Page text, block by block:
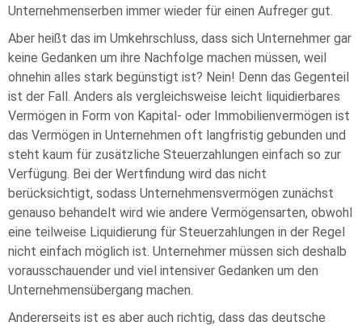
Unternehmenserben immer wieder für einen Aufreger gut.
Aber heißt das im Umkehrschluss, dass sich Unternehmer gar
keine Gedanken um ihre Nachfolge machen müssen, weil
ohnehin alles stark begünstigt ist? Nein! Denn das Gegenteil
ist der Fall. Anders als vergleichsweise leicht liquidierbares
Vermögen in Form von Kapital- oder Immobilienvermögen ist
das Vermögen in Unternehmen oft langfristig gebunden und
steht kaum für zusätzliche Steuerzahlungen einfach so zur
Verfügung. Bei der Wertfindung wird das nicht
berücksichtigt, sodass Unternehmensvermögen zunächst
genauso behandelt wird wie andere Vermögensarten, obwohl
eine teilweise Liquidierung für Steuerzahlungen in der Regel
nicht einfach möglich ist. Unternehmer müssen sich deshalb
vorausschauender und viel intensiver Gedanken um den
Unternehmensübergang machen.
Andererseits ist es aber auch richtig, dass das deutsche